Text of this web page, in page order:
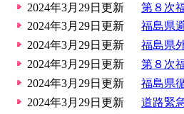
2024年3月29日更新
第８次
2024年3月29日更新
福島県
2024年3月29日更新
福島県
2024年3月29日更新
第８次
2024年3月29日更新
福島県
2024年3月29日更新
道路緊